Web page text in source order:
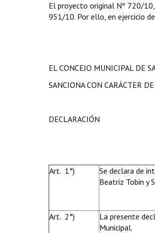
El proyecto original Nº 720/
951/10. Por ello, en ejercicio
EL CONCEJO MUNICIPAL DE
SANCIONA CON CARÁCTER DE
DECLARACIÓN
Art. 1°)
Se declara de
Beatriz Tobin y
Art. 2°)
La presente
Municipal.